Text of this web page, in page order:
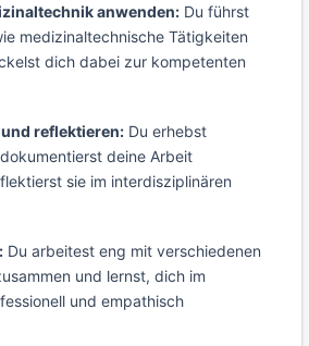
anwenden: Du führst
medizinaltechnische Tätigkeiten
dich dabei zur kompetenten
reflektieren: Du erhebst
deine Arbeit
sie im interdisziplinären
Du arbeitest eng mit verschiedenen
und lernst, dich im
und empathisch